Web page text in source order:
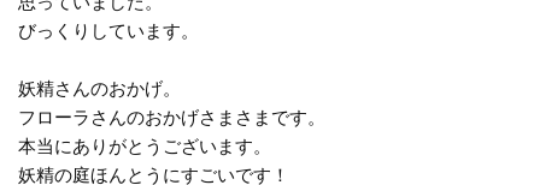
びっくりしています。
妖精さんのおかげ。
フローラさんのおかげさまさまです。
本当にありがとうございます。
妖精の庭ほんとうにすごいです！